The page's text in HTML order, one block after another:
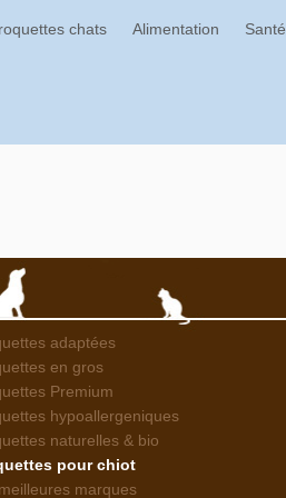
chats Alimentation Santé
adaptées
en gros
Premium
hypoallergeniques
naturelles & bio
pour chiot
marques